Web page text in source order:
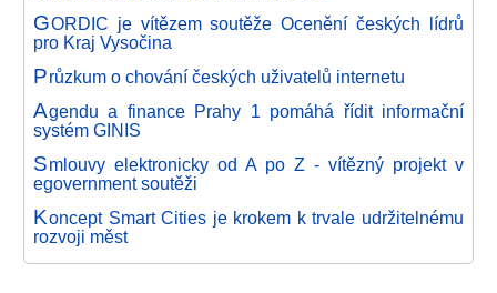
GORDIC je vítězem soutěže Ocenění českých lídrů
pro Kraj Vysočina
Průzkum o chování českých uživatelů internetu
Agendu a finance Prahy 1 pomáhá řídit informační
systém GINIS
Smlouvy elektronicky od A po Z - vítězný projekt v
egovernment soutěži
Koncept Smart Cities je krokem k trvale udržitelnému
rozvoji měst